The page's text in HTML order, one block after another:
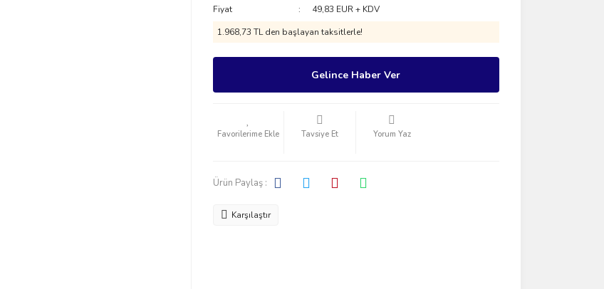
Fiyat
49,83 EUR + KDV
1.968,73 TL den başlayan taksitlerle!
Gelince Haber Ver
Tavsiye Et Yorum Yaz
Ürün Paylaş :
Karşılaştır